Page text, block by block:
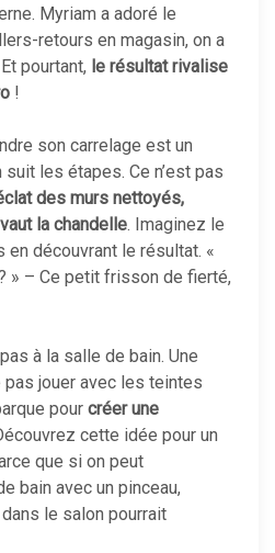
Myriam a adoré le
retours en magasin, on a
pourtant, le résultat rivalise
!
son carrelage est un
les étapes. Ce n’est pas
des murs nettoyés,
la chandelle. Imaginez le
découvrant le résultat. «
» – Ce petit frisson de fierté,
à la salle de bain. Une
jouer avec les teintes
pour créer une
cette idée pour un
que si on peut
bain avec un pinceau,
dans le salon pourrait